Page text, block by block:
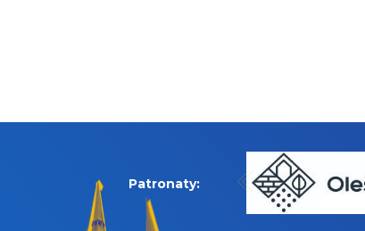
Patronaty: